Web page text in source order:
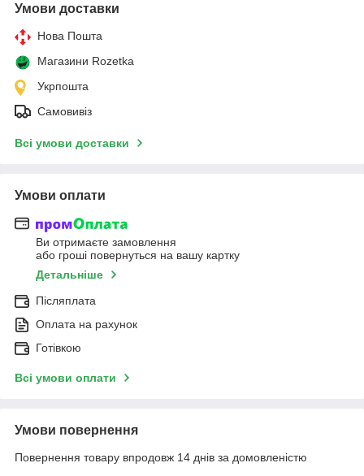
Умови доставки
Нова Пошта
Магазини Rozetka
Укрпошта
Самовивіз
Всі умови доставки
Умови оплати
Ви отримаєте замовлення
або гроші повернуться на вашу картку
Детальніше
Післяплата
Оплата на рахунок
Готівкою
Всі умови оплати
Умови повернення
Повернення товару впродовж 14 днів за домовленістю